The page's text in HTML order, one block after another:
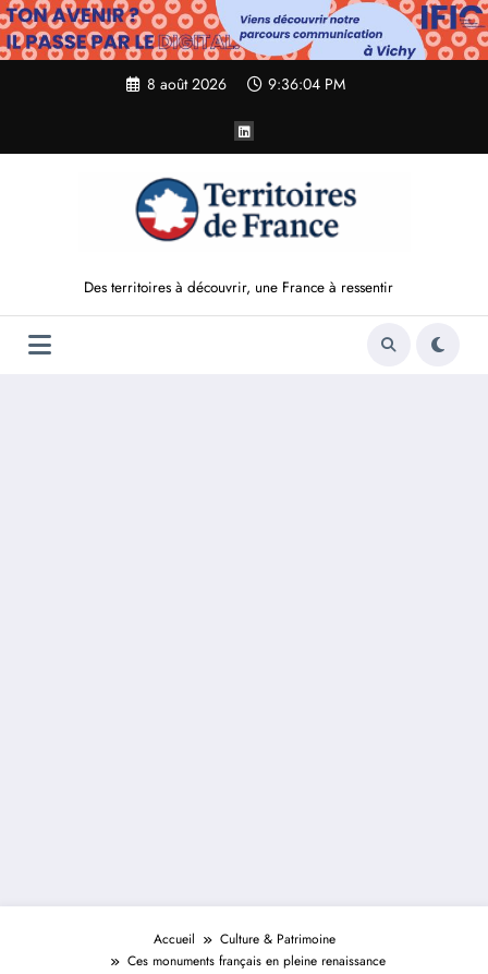
Aller
au
contenu
8 août 2026 9:36:05 PM
Des territoires à découvrir, une France à ressentir
Accueil
Culture & Patrimoine
Ces monuments français en pleine renaissance